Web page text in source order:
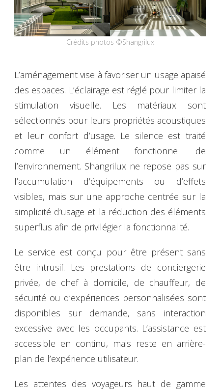
Crédits photos ©Shangrilux
L’aménagement vise à favoriser un usage apaisé
des espaces. L’éclairage est réglé pour limiter la
stimulation visuelle. Les matériaux sont
sélectionnés pour leurs propriétés acoustiques
et leur confort d’usage. Le silence est traité
comme un élément fonctionnel de
l’environnement. Shangrilux ne repose pas sur
l’accumulation d’équipements ou d’effets
visibles, mais sur une approche centrée sur la
simplicité d’usage et la réduction des éléments
superflus afin de privilégier la fonctionnalité.
Le service est conçu pour être présent sans
être intrusif. Les prestations de conciergerie
privée, de chef à domicile, de chauffeur, de
sécurité ou d’expériences personnalisées sont
disponibles sur demande, sans interaction
excessive avec les occupants. L’assistance est
accessible en continu, mais reste en arrière-
plan de l’expérience utilisateur.
Les attentes des voyageurs haut de gamme